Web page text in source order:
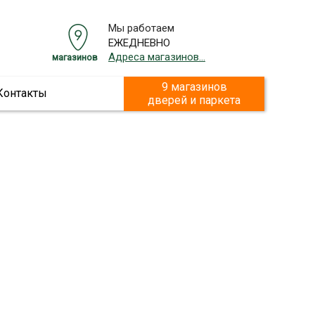
Мы работаем
ЕЖЕДНЕВНО
Адреса магазинов...
магазинов
9 магазинов
дверей и паркета